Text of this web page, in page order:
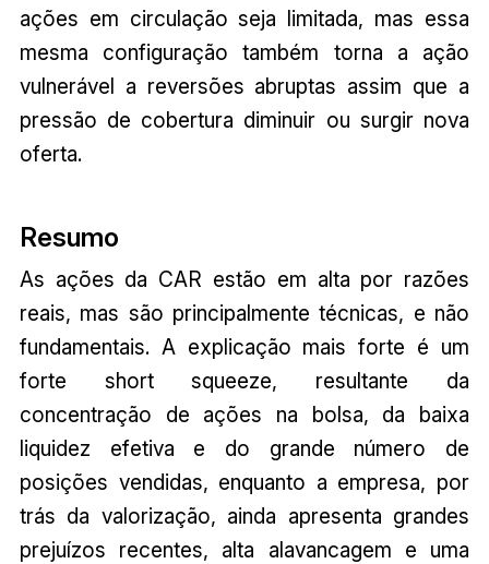
ações em circulação seja limitada, mas essa
mesma configuração também torna a ação
vulnerável a reversões abruptas assim que a
pressão de cobertura diminuir ou surgir nova
oferta.
Resumo
As ações da CAR estão em alta por razões
reais, mas são principalmente técnicas, e não
fundamentais. A explicação mais forte é um
forte short squeeze, resultante da
concentração de ações na bolsa, da baixa
liquidez efetiva e do grande número de
posições vendidas, enquanto a empresa, por
trás da valorização, ainda apresenta grandes
prejuízos recentes, alta alavancagem e uma